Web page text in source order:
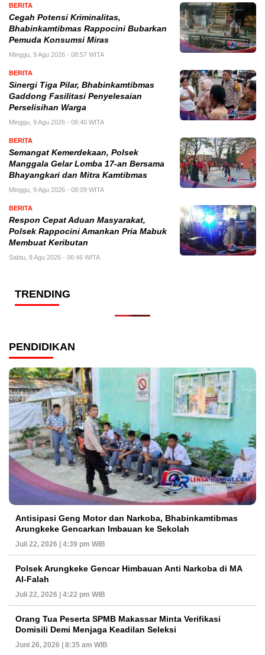
BERITA
Cegah Potensi Kriminalitas,
Bhabinkamtibmas Rappocini Bubarkan
Pemuda Konsumsi Miras
Minggu, 9 Agu 2026 - 08:57 WITA
BERITA
Sinergi Tiga Pilar, Bhabinkamtibmas
Gaddong Fasilitasi Penyelesaian
Perselisihan Warga
Minggu, 9 Agu 2026 - 08:40 WITA
BERITA
Semangat Kemerdekaan, Polsek
Manggala Gelar Lomba 17-an Bersama
Bhayangkari dan Mitra Kamtibmas
Minggu, 9 Agu 2026 - 08:09 WITA
BERITA
Respon Cepat Aduan Masyarakat,
Polsek Rappocini Amankan Pria Mabuk
Membuat Keributan
Sabtu, 8 Agu 2026 - 06:46 WITA
TRENDING
PENDIDIKAN
Antisipasi Geng Motor dan Narkoba, Bhabinkamtibmas
Arungkeke Gencarkan Imbauan ke Sekolah
Juli 22, 2026 | 4:39 pm WIB
Polsek Arungkeke Gencar Himbauan Anti Narkoba di MA
Al-Falah
Juli 22, 2026 | 4:22 pm WIB
Orang Tua Peserta SPMB Makassar Minta Verifikasi
Domisili Demi Menjaga Keadilan Seleksi
Juni 26, 2026 | 8:35 am WIB